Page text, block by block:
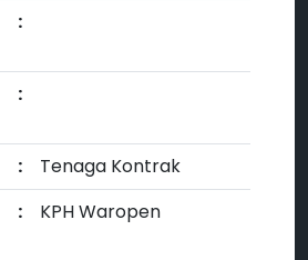
:
:
:
Tenaga Kontrak
: KPH Waropen